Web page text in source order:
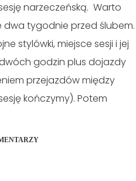
narzeczeńską. Warto
dwa tygodnie przed ślubem.
stylówki, miejsce sesji i jej
godzin plus dojazdy
przejazdów między
kończymy). Potem